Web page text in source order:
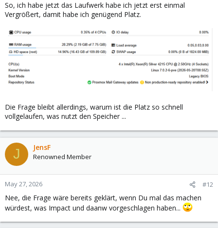
So, ich habe jetzt das Laufwerk habe ich jetzt erst einmal
Vergrößert, damit habe ich genügend Platz.
Die Frage bleibt allerdings, warum ist die Platz so schnell
vollgelaufen, was nutzt den Speicher ...
J JensF
Renowned Member
May 27, 2026 #12
Nee, die Frage wäre bereits geklärt, wenn Du mal das machen
würdest, was Impact und daanw vorgeschlagen haben...